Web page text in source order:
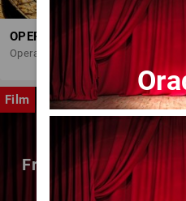
Opera Brasov
Film
Fragmente dintr-un